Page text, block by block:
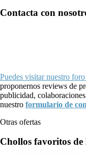
Contacta con
Puedes visitar nuestro
proponernos reviews de
publicidad,
nuestro formulario de
Otras ofertas
Chollos favoritos de